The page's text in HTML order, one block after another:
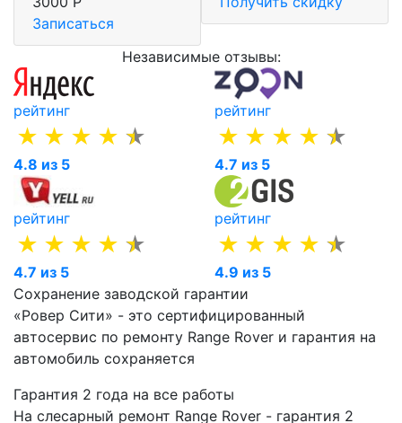
Записаться
Независимые отзывы:
рейтинг
4.8 из 5
рейтинг
4.7 из 5
рейтинг
4.7 из 5
рейтинг
4.9 из 5
Сохранение заводской гарантии
«Ровер Сити» - это сертифицированный
автосервис по ремонту Range Rover и гарантия на
автомобиль сохраняется
Гарантия 2 года на все работы
На слесарный ремонт Range Rover - гарантия 2